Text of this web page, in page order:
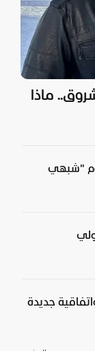
ماذا
"شبهي
واتفاقية جديدة